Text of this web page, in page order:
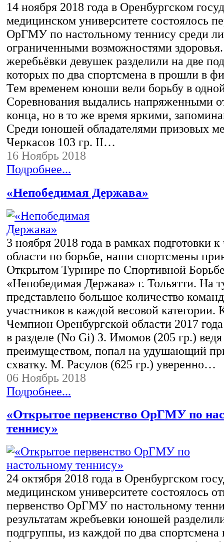
14 ноября 2018 года в Оренбургском
медицинском университете состоялось
ОрГМУ по настольному теннису среди
ограниченными возможностями
жеребьёвки девушек разделили на две
которых по два спортсмена в прошли в
Тем временем юноши вели борьбу в
Соревнования выдались напряженными
конца, но в то же время яркими,
Среди юношей обладателями призовых
Черкасов 103 гр. II…
16 Ноябрь 2018
Подробнее...
«Непобедимая Держава»
3 ноября 2018 года в рамках подготовки
области по борьбе, наши спортсмены
Открытом Турнире по Спортивной
«Непобедимая Держава» г. Тольятти. На
представлено большое количество
участников в каждой весовой
Чемпион Оренбургской области 2017
в разделе (No Gi) З. Имомов (205 гр.) ведя
преимуществом, попал на удушающий
схватку. М. Расулов (625 гр.) уверенно…
06 Ноябрь 2018
Подробнее...
«Открытое первенство ОрГМУ по
теннису»
24 октября 2018 года в Оренбургском
медицинском университете состоялось
первенство ОрГМУ по настольному
результатам жребъевки юношей
подгруппы, из каждой по два